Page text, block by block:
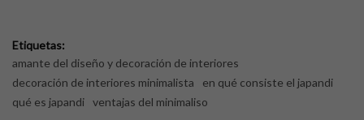
Etiquetas:
amante del diseño y decoración de interiores
decoración de interiores minimalista
en qué consiste el japandi
qué es japandi ventajas del minimaliso